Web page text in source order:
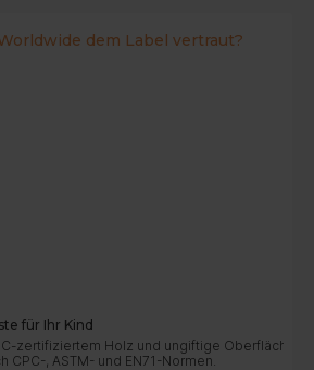
dem Label vertraut?
für Ihr Kind
zertifiziertem Holz und ungiftige
CPC-, ASTM- und EN71-Normen.